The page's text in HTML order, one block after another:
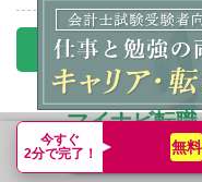
今すぐ
2分で完了！
無料
簡単無料
相
マイナビ転